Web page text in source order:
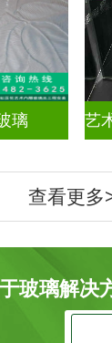
璃
查看更多
玻璃解决